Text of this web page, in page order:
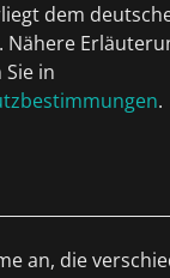
dem
Nähere
in
.
an, die